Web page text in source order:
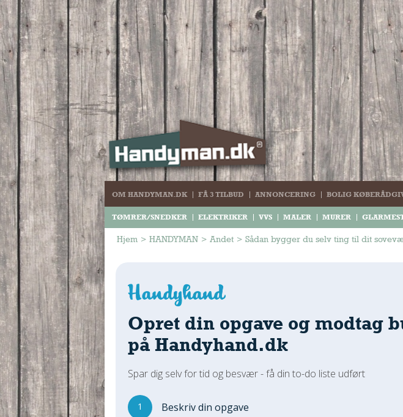
OM HANDYMAN.DK FÅ 3 TILBUD ANNONCERING BOLIG
TØMRER/SNEDKER ELEKTRIKER VVS MALER MURER
Hjem > HANDYMAN > Andet > Sådan bygger du selv ting til dit
Opret din opgave og modtag
på Handyhand.dk
Spar dig selv for tid og besvær - få din to-do liste udført
1 Beskriv din opgave